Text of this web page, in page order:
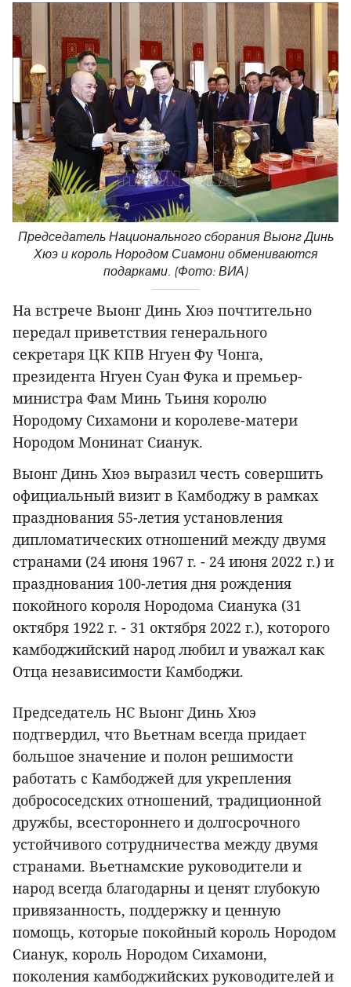
Председатель Национального сборания Выонг Динь
Хюэ и король Нородом Сиамони обмениваются
подарками. (Фото: ВИА)
На встрече Выонг Динь Хюэ почтительно
передал приветствия генерального
секретаря ЦК КПВ Нгуен Фу Чонга,
президента Нгуен Суан Фука и премьер-
министра Фам Минь Тьиня королю
Нородому Сихамони и королеве-матери
Нородом Монинат Сианук.
Выонг Динь Хюэ выразил честь совершить
официальный визит в Камбоджу в рамках
празднования 55-летия установления
дипломатических отношений между двумя
странами (24 июня 1967 г. - 24 июня 2022 г.) и
празднования 100-летия дня рождения
покойного короля Нородома Сианука (31
октября 1922 г. - 31 октября 2022 г.), которого
камбоджийский народ любил и уважал как
Отца независимости Камбоджи.
Председатель НС Выонг Динь Хюэ
подтвердил, что Вьетнам всегда придает
большое значение и полон решимости
работать с Камбоджей для укрепления
добрососедских отношений, традиционной
дружбы, всестороннего и долгосрочного
устойчивого сотрудничества между двумя
странами. Вьетнамские руководители и
народ всегда благодарны и ценят глубокую
привязанность, поддержку и ценную
помощь, которые покойный король Нородом
Сианук, король Нородом Сихамони,
поколения камбоджийских руководителей и